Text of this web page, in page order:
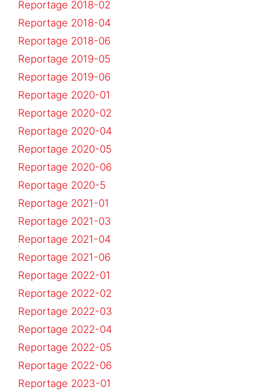
Reportage 2018-02
Reportage 2018-04
Reportage 2018-06
Reportage 2019-05
Reportage 2019-06
Reportage 2020-01
Reportage 2020-02
Reportage 2020-04
Reportage 2020-05
Reportage 2020-06
Reportage 2020-5
Reportage 2021-01
Reportage 2021-03
Reportage 2021-04
Reportage 2021-06
Reportage 2022-01
Reportage 2022-02
Reportage 2022-03
Reportage 2022-04
Reportage 2022-05
Reportage 2022-06
Reportage 2023-01